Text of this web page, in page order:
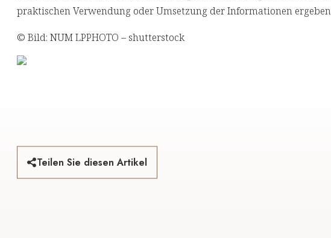
praktischen Verwendung oder Umsetzung der Informationen
© Bild: NUM LPPHOTO – shutterstock
Teilen Sie diesen Artikel